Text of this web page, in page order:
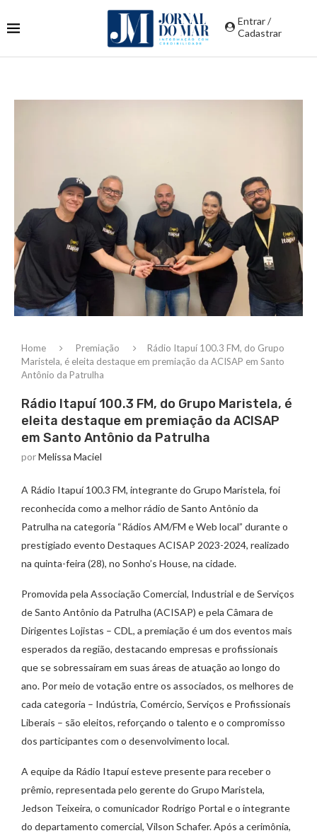
Entrar /
Cadastrar
Home Premiação
Rádio Itapuí 100.3 FM, do Grupo
Maristela, é eleita destaque em premiação da ACISAP em Santo
Antônio da Patrulha
Rádio Itapuí 100.3 FM, do Grupo Maristela, é
eleita destaque em premiação da ACISAP
em Santo Antônio da Patrulha
porMelissa Maciel
A Rádio Itapuí 100.3 FM, integrante do Grupo Maristela, foi
reconhecida como a melhor rádio de Santo Antônio da
Patrulha na categoria “Rádios AM/FM e Web local” durante o
prestigiado evento Destaques ACISAP 2023-2024, realizado
na quinta-feira (28), no Sonho’s House, na cidade.
Promovida pela Associação Comercial, Industrial e de Serviços
de Santo Antônio da Patrulha (ACISAP) e pela Câmara de
Dirigentes Lojistas – CDL, a premiação é um dos eventos mais
esperados da região, destacando empresas e profissionais
que se sobressaíram em suas áreas de atuação ao longo do
ano. Por meio de votação entre os associados, os melhores de
cada categoria – Indústria, Comércio, Serviços e Profissionais
Liberais – são eleitos, reforçando o talento e o compromisso
dos participantes com o desenvolvimento local.
A equipe da Rádio Itapuí esteve presente para receber o
prêmio, representada pelo gerente do Grupo Maristela,
Jedson Teixeira, o comunicador Rodrigo Portal e o integrante
do departamento comercial, Vilson Schafer. Após a cerimônia,